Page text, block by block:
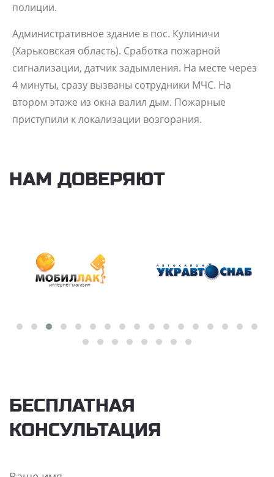
полиции.
Административное здание в пос. Кулиничи
(Харьковская область). Сработка пожарной
сигнализации, датчик задымления. На месте через
4 минуты, сразу вызваны сотрудники МЧС. На
втором этаже из окна валил дым. Пожарные
приступили к локализации возгорания.
НАМ ДОВЕРЯЮТ
БЕСПЛАТНАЯ
КОНСУЛЬТАЦИЯ